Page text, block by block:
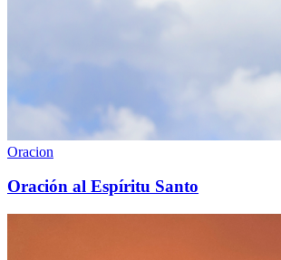
Oracion
Oración al Espíritu Santo